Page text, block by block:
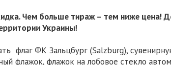
Чем больше тираж – тем ниже цена!
Украины!
флаг ФК Зальцбург (Salzburg),
флажок, флажок на лобовое стекло